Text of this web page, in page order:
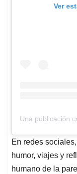
Ver
Una publicación
En redes
humor, viajes y
humano de la